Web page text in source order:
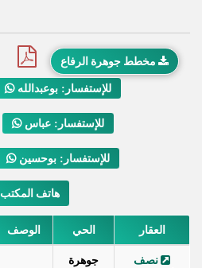
مخطط جوهرة الرفاع
للإستفسار: بوعبدالله
للإستفسار: عباس
للإستفسار: بوحسين
هاتف المكتب
العقار الحي الوصف
نصف
جوهرة